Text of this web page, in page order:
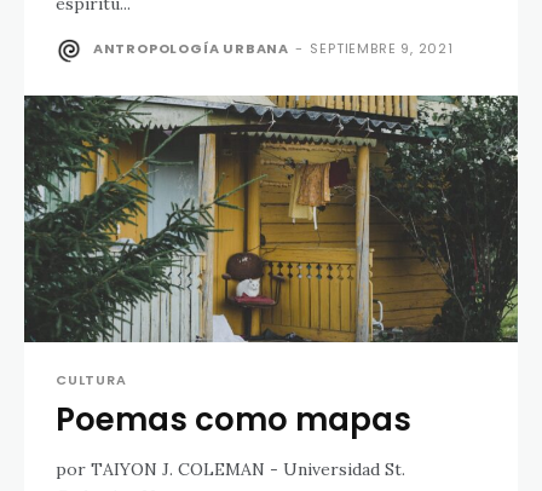
ANTROPOLOGÍA URBANA - SEPTIEMBRE 9, 2021
CULTURA
Poemas como mapas
por TAIYON J. COLEMAN - Universidad St.